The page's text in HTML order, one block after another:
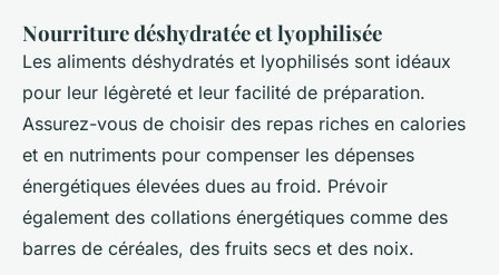
Nourriture déshydratée et lyophilisée
Les aliments déshydratés et lyophilisés sont idéaux
pour leur légèreté et leur facilité de préparation.
Assurez-vous de choisir des repas riches en calories
et en nutriments pour compenser les dépenses
énergétiques élevées dues au froid. Prévoir
également des collations énergétiques comme des
barres de céréales, des fruits secs et des noix.